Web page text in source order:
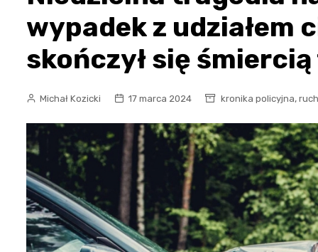
Co warto
Wrocławiu?
wypadek z udziałem
skończył się
Michał Kozicki 17 marca 2024 kronika policyjna,